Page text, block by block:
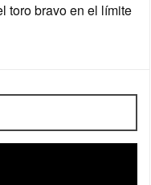
toro bravo en el límite